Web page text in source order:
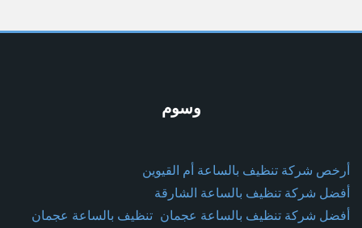
وسوم
أرخص شركة تنظيف بالساعة أم القيوين
أفضل شركة تنظيف بالساعة الشارقة
أفضل شركة تنظيف بالساعة عجمان تنظيف بالساعة عجمان